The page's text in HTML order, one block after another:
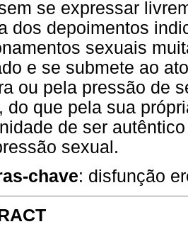
se expressar
dos depoimentos
sexuais
e se submete ao
ou pela pressão de
do que pela sua
de ser
sexual.
chave: disfunção